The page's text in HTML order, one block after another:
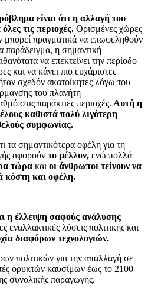
είναι ότι η αλλαγή του
τις περιοχές. Ορισμένες χώρες
μπορεί πραγματικά να επωφεληθούν
παράδειγμα, η σημαντική
να επεκτείνει την περίοδο
και να κάνει πιο ευχάριστες
σχεδόν ακατοίκητες λόγω του
του πλανήτη
στις παράκτιες περιοχές. Αυτή η
καθιστά πολύ λιγότερη
συμφωνίας.
τα σημαντικότερα οφέλη για τη
αφορούν το μέλλον, ενώ πολλά
τώρα και οι άνθρωποι τείνουν να
κόστη και οφέλη.
η έλλειψη σαφούς ανάλυσης
εναλλακτικές λύσεις πολιτικής και
διαφόρων τεχνολογιών.
πολιτικών για την απαλλαγή σε
ορυκτών καυσίμων έως το 2100
συνολικής παραγωγής.